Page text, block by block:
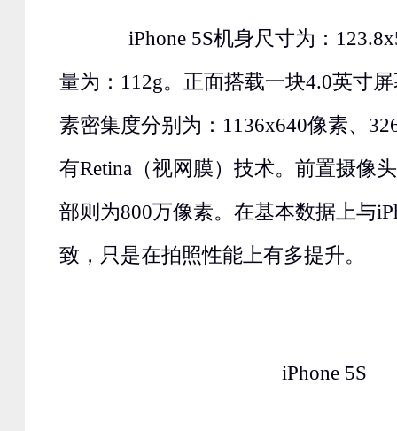
iPhone 5S机身尺寸为：
量为：112g。正面搭载一块4.0英寸
素密集度分别为：1136x640像素、
有Retina（视网膜）技术。前置摄像
部则为800万像素。在基本数据上与
致，只是在拍照性能上有多提升。
iPhone 5S